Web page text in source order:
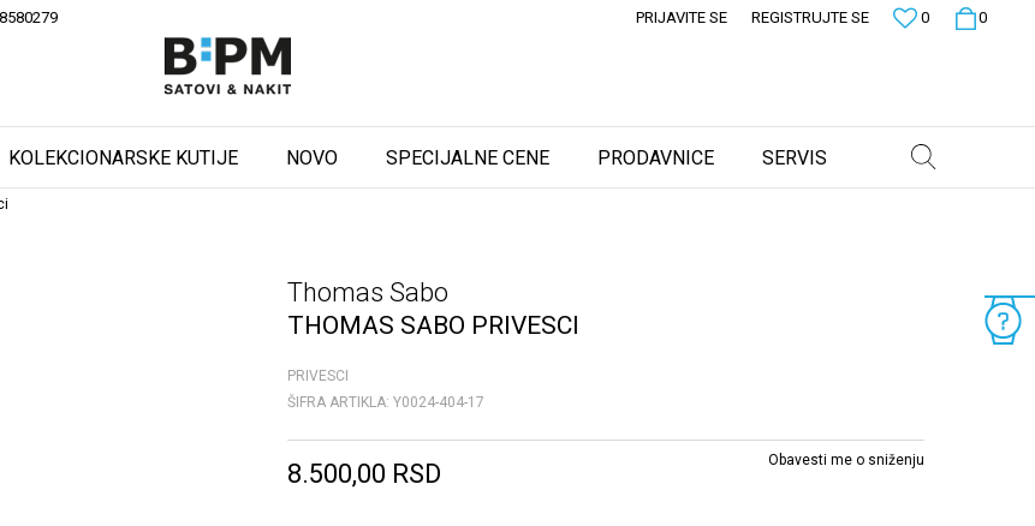
0
0
PRIJAVITE SE REGISTRUJTE SE
KOLEKCIONARSKE KUTIJE NOVO SPECIJALNE CENE PRODAVNICE SERVIS
Thomas Sabo
THOMAS SABO PRIVESCI
PRIVESCI
ŠIFRA ARTIKLA: Y0024-404-17
8.500,00 RSD Obavesti me o sniženju